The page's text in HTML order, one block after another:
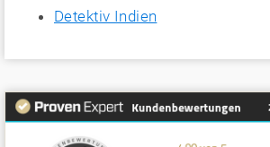
Detektiv Indien